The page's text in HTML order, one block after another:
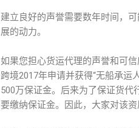
建立良好的声誉需要数年时间，
展的动力。
如果您担心货运代理的声誉和可
跨境2017年申请并获得“无船承运
500万保证金。后来为了保证货代
要缴纳保证金。因此，大家对该资